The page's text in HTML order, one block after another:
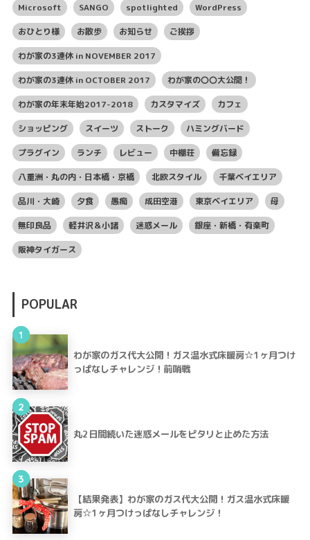
Microsoft SANGO spotlighted WordPress
おひとり様 お散歩 お知らせ ご挨拶
わが家の3連休 in NOVEMBER 2017
わが家の3連休 in OCTOBER 2017 わが家の〇〇大公開！
わが家の年末年始2017-2018 カスタマイズ カフェ
ショッピング スイーツ ストーク ハミングバード
プラグイン ランチ レビュー 中棚荘 備忘録
八重洲・丸の内・日本橋・京橋 北欧スタイル 千葉ベイエリア
品川・大崎 夕食 愚痴 成田空港 東京ベイエリア 母
無印良品 軽井沢＆小諸 迷惑メール 銀座・新橋・有楽町
阪神タイガース
POPULAR
1
わが家のガス代大公開！ガス温水式床暖房☆1ヶ月つけ
っぱなしチャレンジ！前哨戦
2
丸2日間続いた迷惑メールをピタリと止めた方法
3
【結果発表】わが家のガス代大公開！ガス温水式床暖
房☆1ヶ月つけっぱなしチャレンジ！